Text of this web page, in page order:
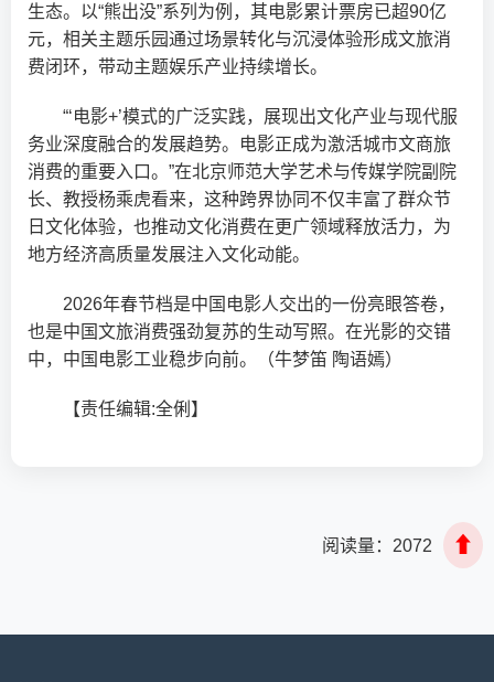
生态。以“熊出没”系列为例，其电影累计票房已超90亿
元，相关主题乐园通过场景转化与沉浸体验形成文旅消
费闭环，带动主题娱乐产业持续增长。
“‘电影+’模式的广泛实践，展现出文化产业与现代服
务业深度融合的发展趋势。电影正成为激活城市文商旅
消费的重要入口。”在北京师范大学艺术与传媒学院副院
长、教授杨乘虎看来，这种跨界协同不仅丰富了群众节
日文化体验，也推动文化消费在更广领域释放活力，为
地方经济高质量发展注入文化动能。
2026年春节档是中国电影人交出的一份亮眼答卷，
也是中国文旅消费强劲复苏的生动写照。在光影的交错
中，中国电影工业稳步向前。（牛梦笛 陶语嫣）
【责任编辑:全俐】
阅读量： 2072 ⬆